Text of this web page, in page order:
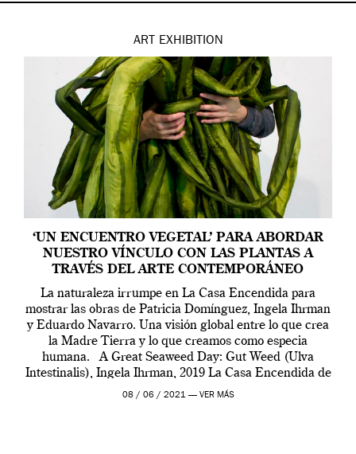
ART EXHIBITION
‘UN ENCUENTRO VEGETAL’ PARA ABORDAR
NUESTRO VÍNCULO CON LAS PLANTAS A
TRAVÉS DEL ARTE CONTEMPORÁNEO
La naturaleza irrumpe en La Casa Encendida para
mostrar las obras de Patricia Domínguez, Ingela Ihrman
y Eduardo Navarro. Una visión global entre lo que crea
la Madre Tierra y lo que creamos como especia
humana. A Great Seaweed Day: Gut Weed (Ulva
Intestinalis), Ingela Ihrman, 2019 La Casa Encendida de
Madrid y la Wellcome […]
08 / 06 / 2021 — VER MÁS